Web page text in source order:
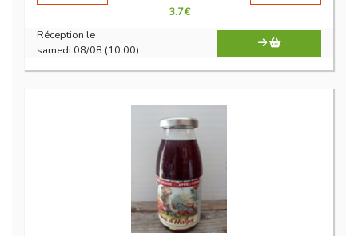
3.7€
Réception le
samedi 08/08 (10:00)